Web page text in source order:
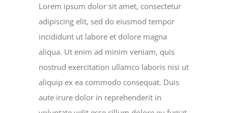
Lorem ipsum dolor sit amet, consectetur
adipiscing elit, sed do eiusmod tempor
incididunt ut labore et dolore magna
aliqua. Ut enim ad minim veniam, quis
nostrud exercitation ullamco laboris nisi ut
aliquip ex ea commodo consequat. Duis
aute irure dolor in reprehenderit in